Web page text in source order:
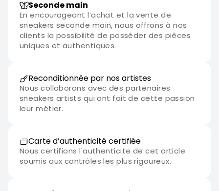
Seconde main
En encourageant l’achat et la vente de
sneakers seconde main, nous offrons à nos
clients la possibilité de posséder des pièces
uniques et authentiques.
Reconditionnée par nos artistes
Nous collaborons avec des partenaires
sneakers artists qui ont fait de cette passion
leur métier.
Carte d’authenticité certifiée
Nous certifions l'authenticite de cet article
soumis aux contrôles les plus rigoureux.